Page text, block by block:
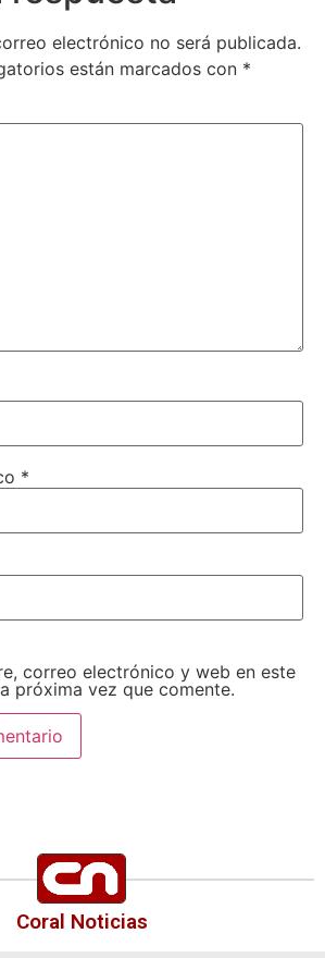
electrónico no será publicada.
están marcados con *
*
correo electrónico y web en este
próxima vez que comente.
Coral Noticias